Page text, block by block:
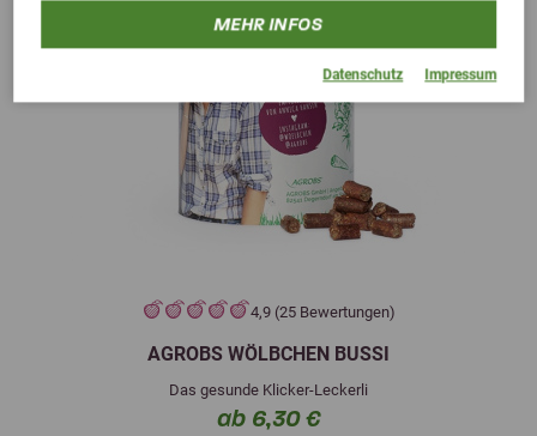
MEHR INFOS
Datenschutz Impressum
4,9 (25 Bewertungen)
AGROBS WÖLBCHEN BUSSI
Das gesunde Klicker-Leckerli
ab 6,30 €